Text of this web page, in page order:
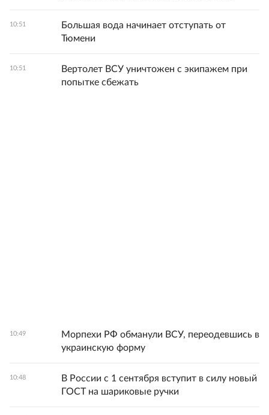
10:51
Большая вода начинает отступать от
Тюмени
10:51
Вертолет ВСУ уничтожен с экипажем при
попытке сбежать
10:49
Морпехи РФ обманули ВСУ, переодевшись в
украинскую форму
10:48
В России с 1 сентября вступит в силу новый
ГОСТ на шариковые ручки